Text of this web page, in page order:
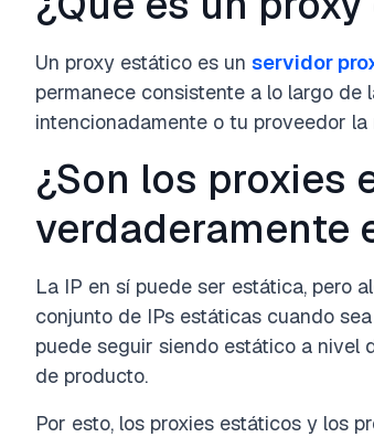
Un proxy estático es un servidor
permanece consistente a lo largo
intencionadamente o tu proveedor la
¿Son los proxies
verdaderamente
La IP en sí puede ser estática, pero
conjunto de IPs estáticas cuando
puede seguir siendo estático a nivel
de producto.
Por esto, los proxies estáticos y los